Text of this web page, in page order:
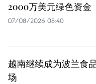
2000万美元绿色资金
07/08/2026 08:40
越南继续成为波兰食
场